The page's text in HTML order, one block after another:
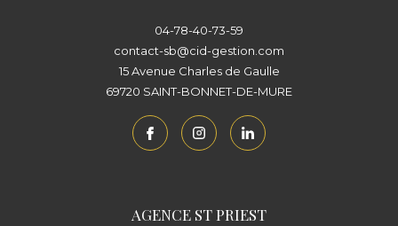
04-78-40-73-59
contact-sb@cid-gestion.com
15 Avenue Charles de Gaulle
69720
SAINT-BONNET-DE-MURE
AGENCE ST PRIEST